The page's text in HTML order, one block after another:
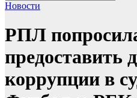
Новости
РПЛ
предоставить
коррупции в